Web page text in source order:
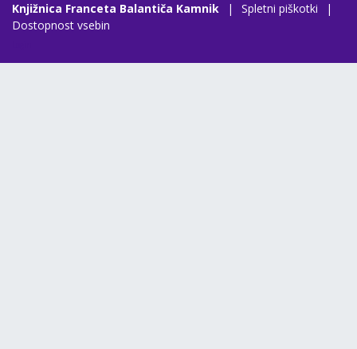
Knjižnica Franceta Balantiča Kamnik | Spletni piškotki
|
Dostopnost vsebin